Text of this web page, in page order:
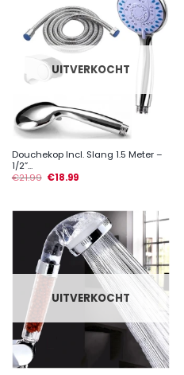
UITVERKOCHT
Douchekop Incl. Slang 1.5 Meter –
1/2”...
€21.99 €18.99
UITVERKOCHT